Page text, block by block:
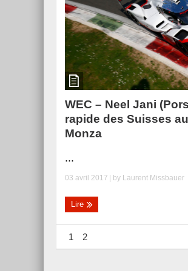
WEC – Neel Jani
rapide des Suisses
Monza
...
03 avril 2017 | by Laurent Missbauer
Lire
1 2